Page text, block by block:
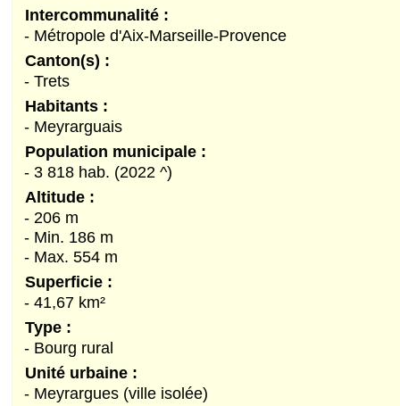
Intercommunalité :
- Métropole d'Aix-Marseille-Provence
Canton(s) :
- Trets
Habitants :
- Meyrarguais
Population municipale :
- 3 818 hab. (2022 ^)
Altitude :
- 206 m
- Min. 186 m
- Max. 554 m
Superficie :
- 41,67 km²
Type :
- Bourg rural
Unité urbaine :
- Meyrargues (ville isolée)